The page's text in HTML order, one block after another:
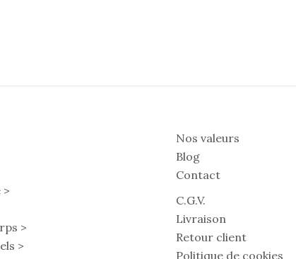
>
>
Nos valeurs
Blog
Contact
C.G.V.
Livraison
Retour client
Politique de cookies